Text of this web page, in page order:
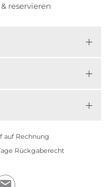
reservieren
auf Rechnung
Rückgaberecht